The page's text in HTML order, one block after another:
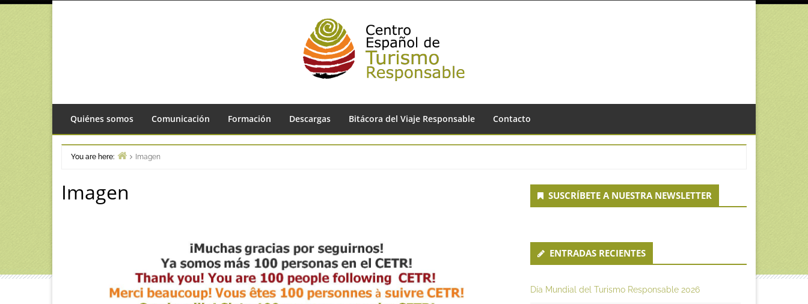
Skip
Quiénes somos Comunicación Formación Descargas Bitácora del Viaje Responsable Contacto
You are here:
Imagen
Imagen
Secondary
Sidebar
SUSCRÍBETE A NUESTRA NEWSLETTER
ENTRADAS RECIENTES
Día Mundial del Turismo Responsable 2026